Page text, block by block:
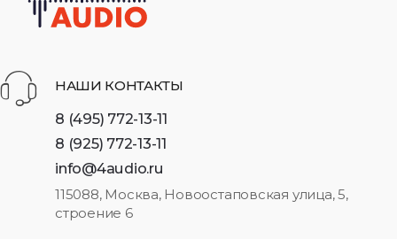
НАШИ КОНТАКТЫ
8 (495) 772-13-11
8 (925) 772-13-11
info@4audio.ru
115088, Москва, Новоостаповская улица, 5,
строение 6